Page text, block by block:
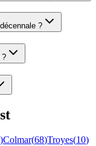
?
?
)Colmar(68)Troyes(10)